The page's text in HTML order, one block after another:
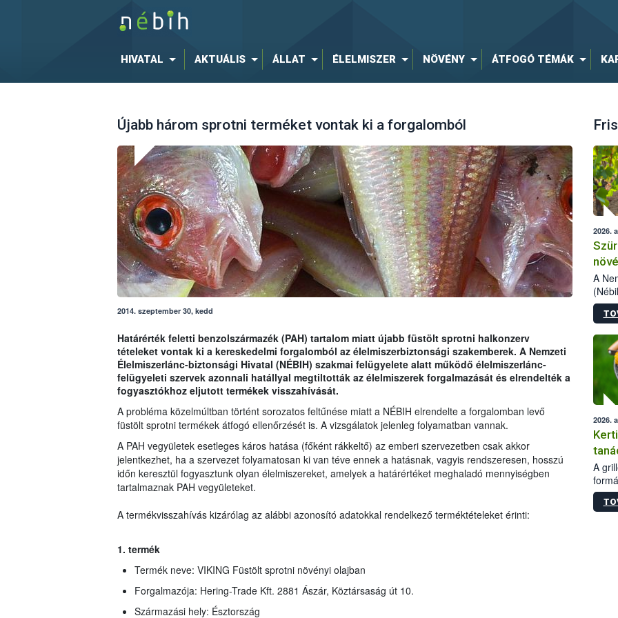
HIVATAL AKTUÁLIS ÁLLAT ÉLELMISZER NÖVÉNY ÁTFOGÓ TÉMÁK
Újabb három sprotni terméket vontak ki a forgalomból
2014. szeptember 30, kedd
Határérték feletti benzolszármazék (PAH) tartalom miatt újabb füstölt sprotni halkonzerv
tételeket vontak ki a kereskedelmi forgalomból az élelmiszerbiztonsági szakemberek. A Nemzeti
Élelmiszerlánc-biztonsági Hivatal (NÉBIH) szakmai felügyelete alatt működő élelmiszerlánc-
felügyeleti szervek azonnali hatállyal megtiltották az élelmiszerek forgalmazását és elrendelték a
fogyasztókhoz eljutott termékek visszahívását.
A probléma közelmúltban történt sorozatos feltűnése miatt a NÉBIH elrendelte a forgalomban levő
füstölt sprotni termékek átfogó ellenőrzését is. A vizsgálatok jelenleg folyamatban vannak.
A PAH vegyületek esetleges káros hatása (főként rákkeltő) az emberi szervezetben csak akkor
jelentkezhet, ha a szervezet folyamatosan ki van téve ennek a hatásnak, vagyis rendszeresen, hosszú
időn keresztül fogyasztunk olyan élelmiszereket, amelyek a határértéket meghaladó mennyiségben
tartalmaznak PAH vegyületeket.
A termékvisszahívás kizárólag az alábbi azonosító adatokkal rendelkező terméktételeket érinti:
1. termék
Termék neve: VIKING Füstölt sprotni növényi olajban
Forgalmazója: Hering-Trade Kft. 2881 Ászár, Köztársaság út 10.
Származási hely: Észtország
2026.
A
Az
2026.
A